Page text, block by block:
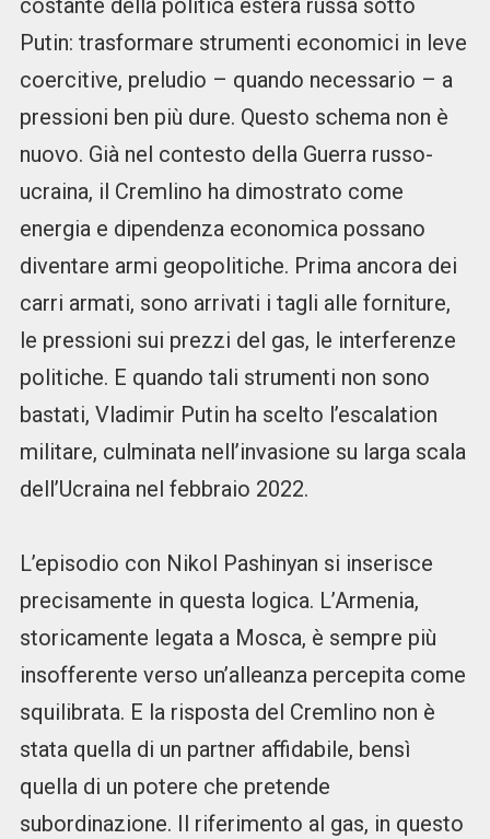
costante della politica estera russa sotto
Putin: trasformare strumenti economici in leve
coercitive, preludio – quando necessario – a
pressioni ben più dure. Questo schema non è
nuovo. Già nel contesto della Guerra russo-
ucraina, il Cremlino ha dimostrato come
energia e dipendenza economica possano
diventare armi geopolitiche. Prima ancora dei
carri armati, sono arrivati i tagli alle forniture,
le pressioni sui prezzi del gas, le interferenze
politiche. E quando tali strumenti non sono
bastati, Vladimir Putin ha scelto l’escalation
militare, culminata nell’invasione su larga scala
dell’Ucraina nel febbraio 2022.
L’episodio con Nikol Pashinyan si inserisce
precisamente in questa logica. L’Armenia,
storicamente legata a Mosca, è sempre più
insofferente verso un’alleanza percepita come
squilibrata. E la risposta del Cremlino non è
stata quella di un partner affidabile, bensì
quella di un potere che pretende
subordinazione. Il riferimento al gas, in questo